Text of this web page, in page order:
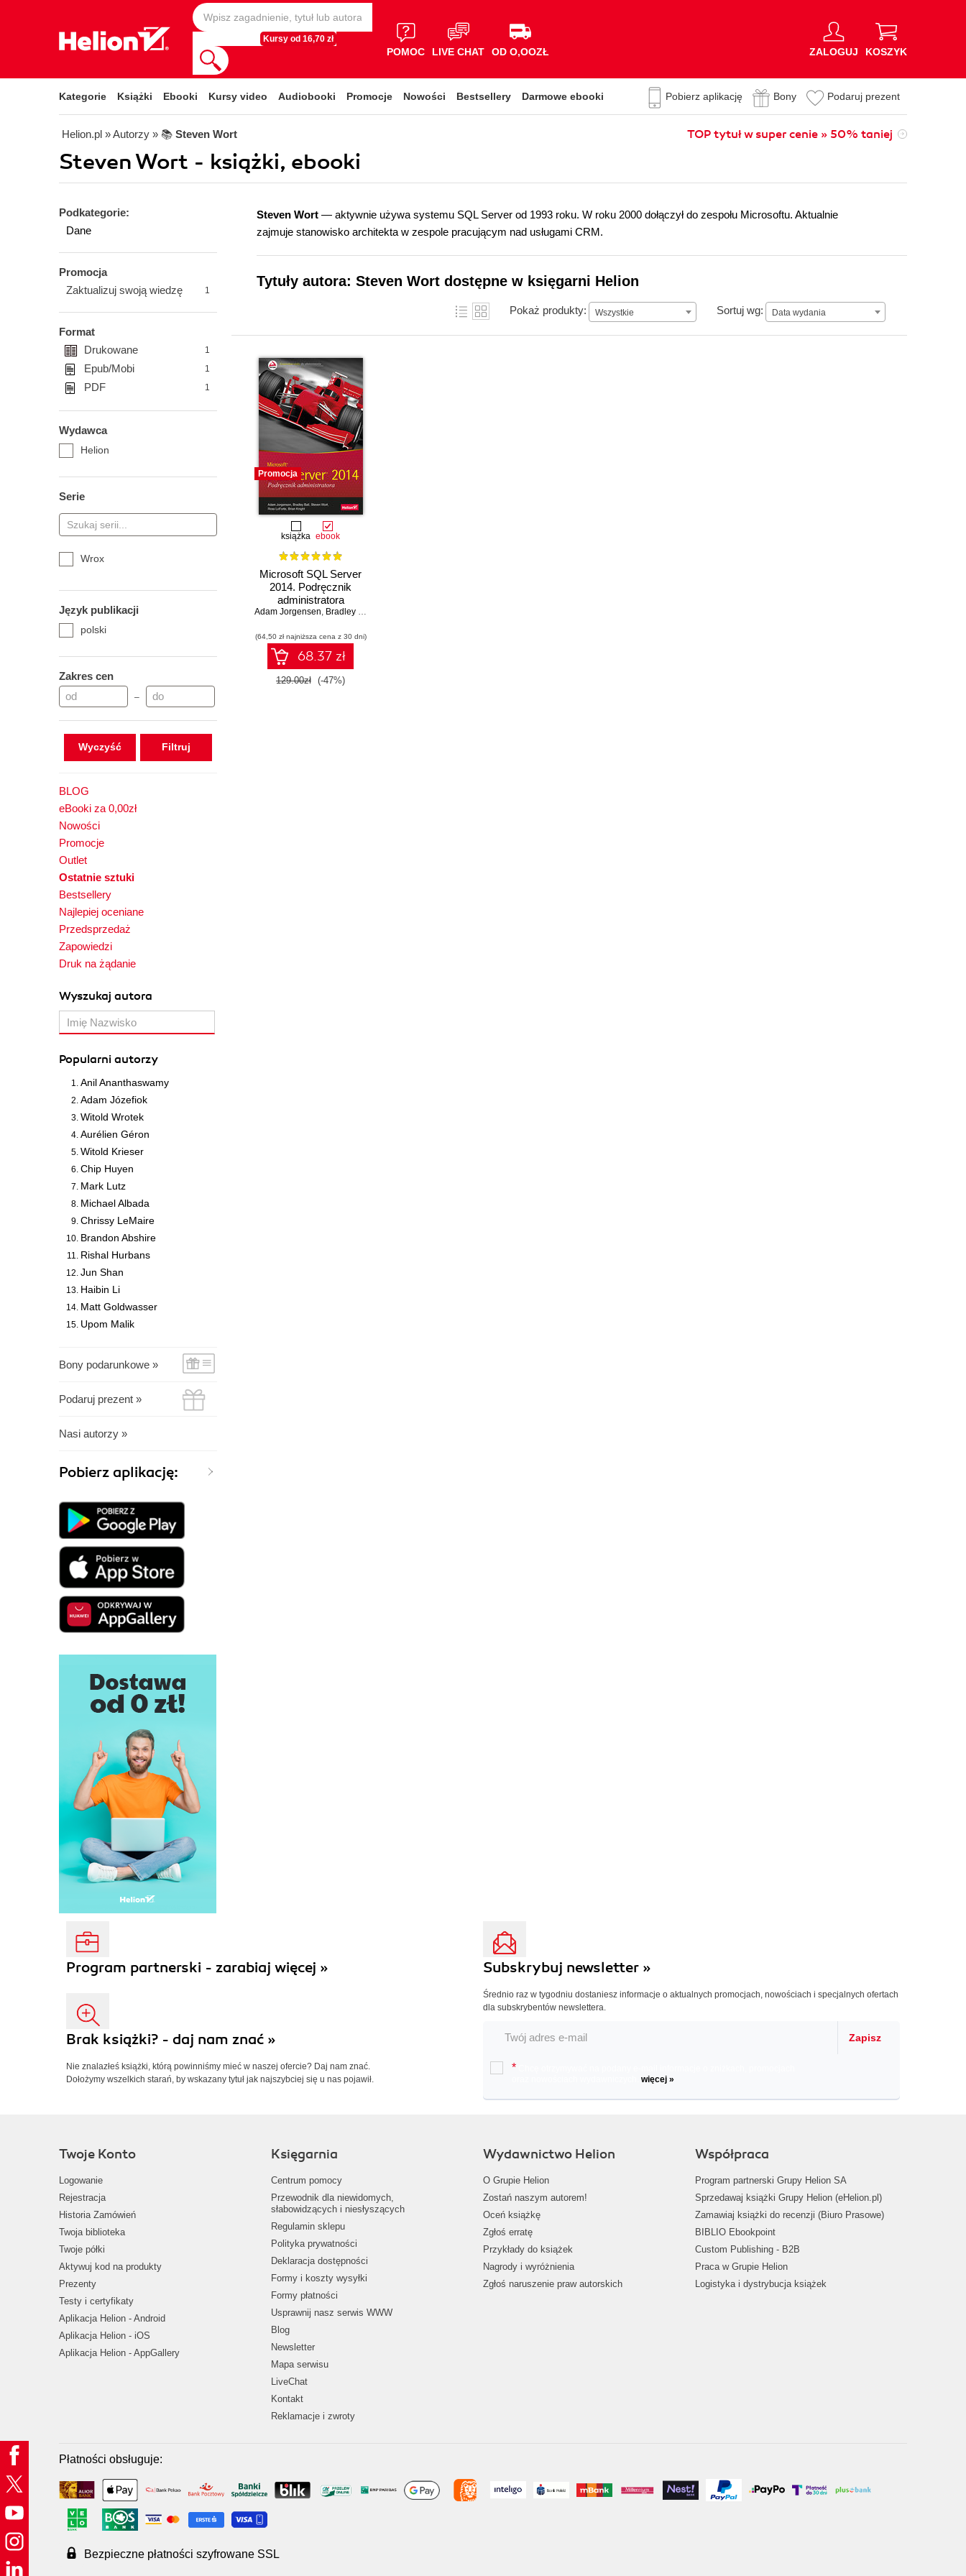
Kursy od 16,70 zł
POMOC LIVE CHAT OD O,OOZŁ ZALOGUJ KOSZYK
Kategorie Książki Ebooki Kursy video Audiobooki Promocje Nowości Bestsellery Darmowe ebooki Pobierz aplikację Bony Podaruj prezent
Helion.pl » Autorzy » 📚 Steven Wort TOP tytuł w super cenie » 50% taniej
Steven Wort - książki, ebooki
Podkategorie:
Dane
Promocja
Zaktualizuj swoją wiedzę
1
Format
Drukowane
1
Epub/Mobi 1
PDF 1
Wydawca
Helion
Serie
Wrox
Język publikacji
polski
Zakres cen
–
Wyczyść
BLOG
eBooki za 0,00zł
Nowości
Promocje
Outlet
Ostatnie sztuki
Bestsellery
Najlepiej oceniane
Przedsprzedaż
Zapowiedzi
Druk na żądanie
Wyszukaj autora
Popularni autorzy
Anil Ananthaswamy
Adam Józefiok
Witold Wrotek
Aurélien Géron
Witold Krieser
Chip Huyen
Mark Lutz
Michael Albada
Chrissy LeMaire
Brandon Abshire
Rishal Hurbans
Jun Shan
Haibin Li
Matt Goldwasser
Upom Malik
Bony podarunkowe »
Podaruj prezent »
Nasi autorzy »
Pobierz aplikację:
Steven Wort — aktywnie używa systemu SQL Server od 1993 roku. W roku 2000 dołączył do zespołu Microsoftu. Aktualnie
zajmuje stanowisko architekta w zespole pracującym nad usługami CRM.
Tytuły autora: Steven Wort dostępne w księgarni Helion
Pokaż produkty: Wszystkie Sortuj wg: Data wydania
Data wydania
Promocja
książka ebook
Microsoft SQL Server
2014. Podręcznik
administratora
Adam Jorgensen, Bradley Ball
(64,50 zł najniższa cena z 30 dni)
68.37 zł
129.00zł (-47%)
Program partnerski - zarabiaj więcej »
Brak książki? - daj nam znać »
Nie znalazłeś książki, którą powinniśmy mieć w naszej ofercie? Daj nam znać.
Dołożymy wszelkich starań, by wskazany tytuł jak najszybciej się u nas pojawił.
Subskrybuj newsletter »
Średnio raz w tygodniu dostaniesz informacje o aktualnych promocjach, nowościach i specjalnych ofertach
dla subskrybentów newslettera.
Zapisz
*
więcej »
Twoje Konto
Logowanie
Rejestracja
Historia Zamówień
Twoja biblioteka
Twoje półki
Aktywuj kod na produkty
Prezenty
Testy i certyfikaty
Aplikacja Helion - Android
Aplikacja Helion - iOS
Aplikacja Helion - AppGallery
Księgarnia
Centrum pomocy
Przewodnik dla niewidomych,
słabowidzących i niesłyszących
Regulamin sklepu
Polityka prywatności
Deklaracja dostępności
Formy i koszty wysyłki
Formy płatności
Usprawnij nasz serwis WWW
Blog
Newsletter
Mapa serwisu
LiveChat
Kontakt
Reklamacje i zwroty
Wydawnictwo Helion
O Grupie Helion
Zostań naszym autorem!
Oceń książkę
Zgłoś erratę
Przykłady do książek
Nagrody i wyróżnienia
Zgłoś naruszenie praw autorskich
Współpraca
Program partnerski Grupy Helion SA
Sprzedawaj książki Grupy Helion (eHelion.pl)
Zamawiaj książki do recenzji (Biuro Prasowe)
BIBLIO Ebookpoint
Custom Publishing - B2B
Praca w Grupie Helion
Logistyka i dystrybucja książek
Płatności obsługuje:
Bezpieczne płatności szyfrowane SSL